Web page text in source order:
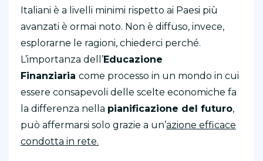
Italiani è a livelli minimi rispetto ai Paesi più
avanzati è ormai noto. Non è diffuso, invece,
esplorarne le ragioni, chiederci perché.
L’importanza dell’Educazione
Finanziaria come processo in un mondo in cui
essere consapevoli delle scelte economiche fa
la differenza nella pianificazione del futuro,
può affermarsi solo grazie a un’azione efficace
condotta in rete.